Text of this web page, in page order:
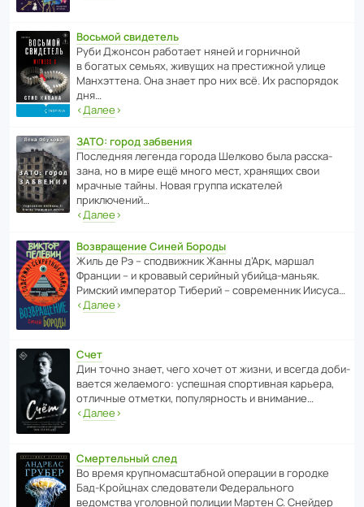
Восьмой свидетель
Руби Джонсон рабо­тает няней и горни­чной
в богатых семьях, живущих на прес­ти­жной улице
Манх­эт­тена. Она знает про них всё. Их распо­рядок
дня…
‹Далее›
ЗАТО: город забвения
После­дняя легенда города Шелково была расска­
зана, но в мире ещё много мест, хранящих свои
мрачные тайны. Новая группа иска­телей
приключений…
‹Далее›
Возвращение Синей Бороды
Жиль де Рэ – спод­ви­жник Жанны д’Арк, маршал
Франции – и кровавый серийный убийца-маньяк.
Римский импе­ратор Тиберий – совре­менник Иисуса…
‹Далее›
Счет
Дин точно знает, чего хочет от жизни, и всегда доби­
ва­ется жела­е­мого: успе­шная спор­ти­вная карьера,
отли­чные отметки, попу­ля­р­ность и внимание…
‹Далее›
Смертельный след
Во время круп­но­мас­ш­та­бной операции в городке
Бад‑Крой­цнах следо­ва­тели Феде­раль­ного
ведомства уголо­вной полиции Мартен С. Снейдер